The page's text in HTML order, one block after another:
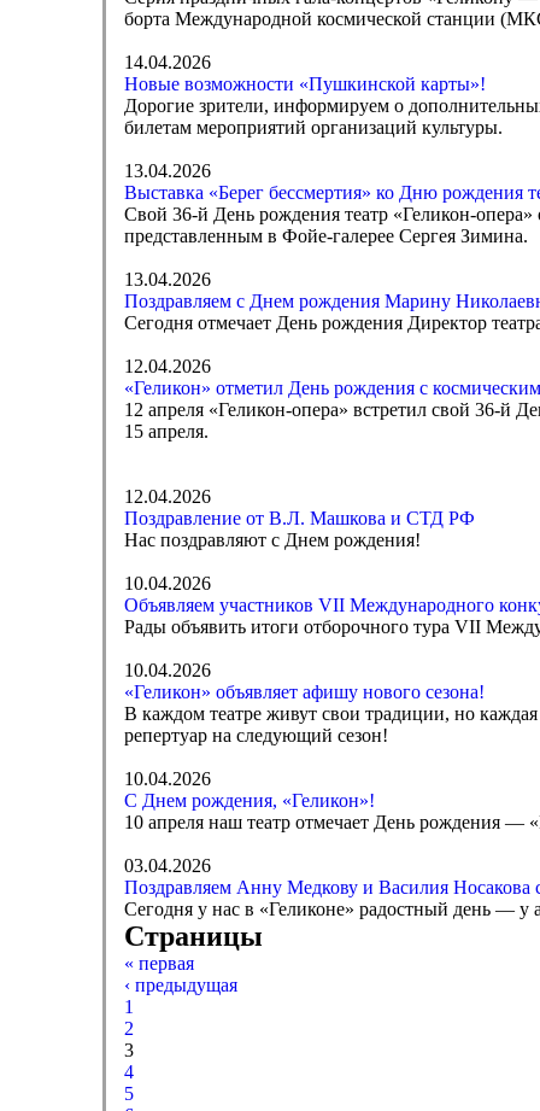
борта Международной космической станции
14.04.2026
Новые возможности «Пушкинской карты»!
Дорогие зрители, информируем о
билетам мероприятий организаций культуры.
13.04.2026
Выставка «Берег бессмертия» ко Дню рождения
Свой 36-й День рождения театр «Геликон-
представленным в Фойе-галерее Сергея Зимина.
13.04.2026
Поздравляем с Днем рождения Марину
Сегодня отмечает День рождения Директор
12.04.2026
«Геликон» отметил День рождения с
12 апреля «Геликон-опера» встретил свой 36-й
15 апреля.
12.04.2026
Поздравление от В.Л. Машкова и СТД РФ
Нас поздравляют с Днем рождения!
10.04.2026
Объявляем участников VII Международного
Рады объявить итоги отборочного тура VII
10.04.2026
«Геликон» объявляет афишу нового сезона!
В каждом театре живут свои традиции, но
репертуар на следующий сезон!
10.04.2026
С Днем рождения, «Геликон»!
10 апреля наш театр отмечает День рождения —
03.04.2026
Поздравляем Анну Медкову и Василия Носакова
Сегодня у нас в «Геликоне» радостный день —
Страницы
« первая
‹ предыдущая
1
2
3
4
5